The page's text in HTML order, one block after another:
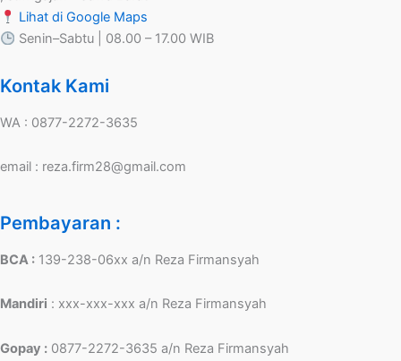
Lihat di Google Maps
Senin–Sabtu | 08.00 – 17.00 WIB
Kontak Kami
WA : 0877-2272-3635
email : reza.firm28@gmail.com
Pembayaran :
BCA : 139-238-06xx a/n Reza Firmansyah
Mandiri : xxx-xxx-xxx a/n Reza Firmansyah
Gopay : 0877-2272-3635 a/n Reza Firmansyah